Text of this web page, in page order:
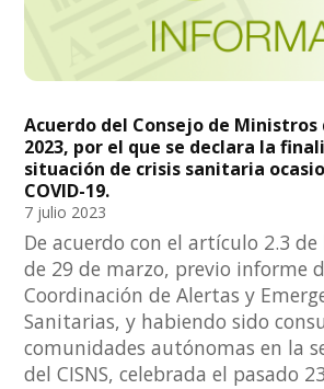
Acuerdo del Consejo de Ministros
2023, por el que se declara la
situación de crisis sanitaria
COVID-19.
7 julio 2023
De acuerdo con el artículo 2.3 de
de 29 de marzo, previo informe
Coordinación de Alertas y
Sanitarias, y habiendo sido
comunidades autónomas en la
del CISNS, celebrada el pasado